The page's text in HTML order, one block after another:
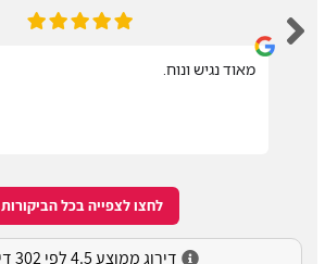
מאוד נגיש ונוח.
לחצו לצפייה בכל הביקורות
דירוג ממוצע 4.5 לפי 302 דירוגים